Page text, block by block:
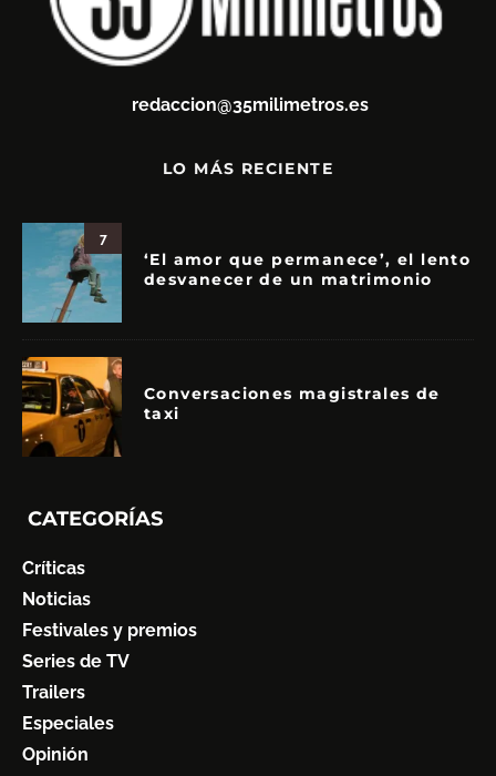
redaccion@35milimetros.es
LO MÁS RECIENTE
7
‘El amor que permanece’, el lento
desvanecer de un matrimonio
Conversaciones magistrales de
taxi
CATEGORÍAS
Críticas
Noticias
Festivales y premios
Series de TV
Trailers
Especiales
Opinión